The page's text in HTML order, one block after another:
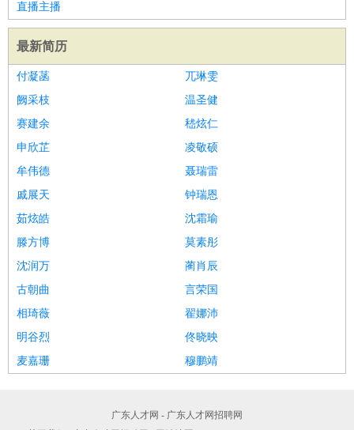
直播主播
最新简历
付凝菡
兀琳雯
阙采枝
温圣健
赛建余
嵇炫仁
申欣芷
凌敬硕
牟伟德
聂瑞雷
戚展天
钟瑞恩
茹炫皓
沈霜瑜
滕方博
莫素彤
沈润万
蔺肖辰
古朝曲
言荣国
相琦薇
翟娜沛
明谷烈
佟晓映
麦嘉珊
穆鹏靖
广东人才网 - 广东人才网招聘网